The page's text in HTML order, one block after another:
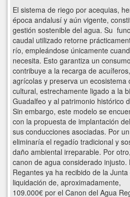
El sistema de riego por acequias,
época andalusí y aún vigente,
gestión sostenible del agua. Su
caudal utilizado retorne
río, empleándose únicamente
necesita. Esto garantiza un
contribuye a la recarga de
agrícolas y preserva un
cultural, estrechamente ligado a la
Guadalfeo y al patrimonio histórico
Sin embargo, este modelo se
con la propuesta de implantación
sus conducciones asociadas. Por
eliminaría el regadío tradicional y
daño ambiental irreparable. Por
canon de agua considerado injusto.
Regantes ya ha recibido de la
liquidación de, aproximadamente,
109.000€ por el Canon del Agua